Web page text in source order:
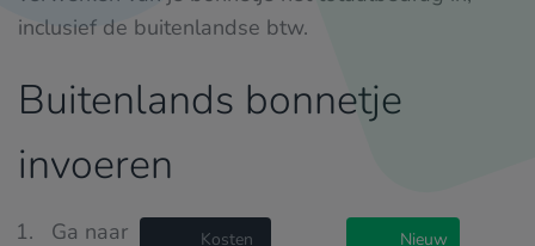
inclusief de buitenlandse btw.
Buitenlands bonnetje
invoeren
Ga naar Kosten Nieuw